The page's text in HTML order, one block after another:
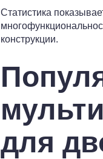
Статистика
конструкции.
для